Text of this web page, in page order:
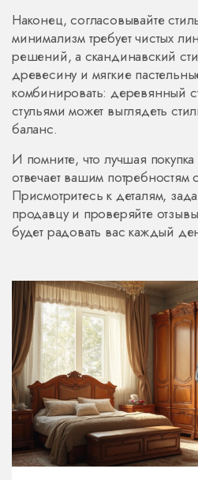
Наконец, согласовывайте
минимализм требует чистых
решений, а скандинавский
древесину и мягкие
комбинировать: деревянный
стульями может выглядеть
баланс.
И помните, что лучшая покупка
отвечает вашим
Присмотритесь к деталям,
продавцу и проверяйте
будет радовать вас каждый